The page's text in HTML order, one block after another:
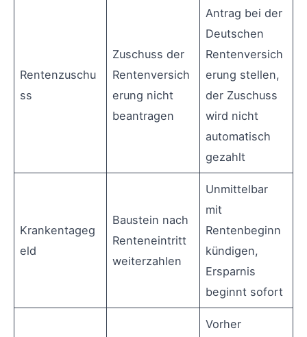
Rentenzuschu
ss
Zuschuss der
Rentenversich
erung nicht
beantragen
Antrag bei der
Deutschen
Rentenversich
erung stellen,
der Zuschuss
wird nicht
automatisch
gezahlt
Krankentageg
eld
Baustein nach
Renteneintritt
weiterzahlen
Unmittelbar
mit
Rentenbeginn
kündigen,
Ersparnis
beginnt sofort
Vorher